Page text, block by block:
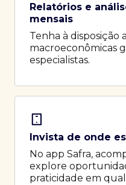
Relatórios e
mensais
Tenha à disposição
macroeconômicas
especialistas.
Invista de onde
No app Safra,
explore
praticidade em